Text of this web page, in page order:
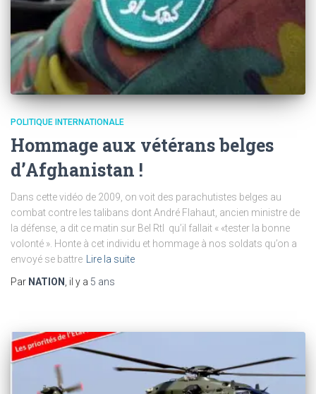
POLITIQUE INTERNATIONALE
Hommage aux vétérans belges
d’Afghanistan !
Dans cette vidéo de 2009, on voit des parachutistes belges au
combat contre les talibans dont André Flahaut, ancien ministre de
la défense, a dit ce matin sur Bel Rtl qu’il fallait « «tester la bonne
volonté ». Honte à cet individu et hommage à nos soldats qu’on a
envoyé se battre Lire la suite
Par NATION , il y a 5 ans